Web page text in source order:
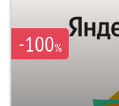
-100%